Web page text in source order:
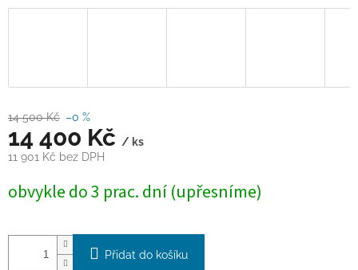
14 500 Kč –0 %
14 400 Kč / ks
11 901 Kč bez DPH
cena:
obvykle do 3 prac. dní (upřesníme)
Přidat do košíku